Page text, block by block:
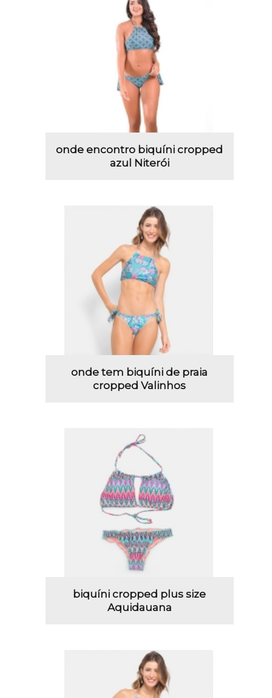
onde encontro biquíni cropped
azul Niterói
onde tem biquíni de praia
cropped Valinhos
biquíni cropped plus size
Aquidauana